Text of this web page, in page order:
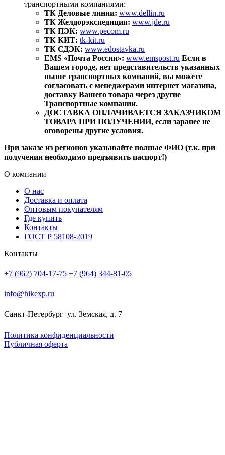
транспортными компаниями:
ТК Деловые линии: www.dellin.ru
ТК Желдорэкспедиция: www.jde.ru
ТК ПЭК: www.pecom.ru
ТК КИТ: tk-kit.ru
ТК СДЭК: www.edostavka.ru
EMS «Почта России»: www.emspost.ru Если в
Вашем городе, нет представительств указанных
выше транспортных компаний, вы можете
согласовать с менеджерами интернет магазина,
доставку Вашего товара через другие
Транспортные компании.
ДОСТАВКА ОПЛАЧИВАЕТСЯ ЗАКАЗЧИКОМ
ТОВАРА ПРИ ПОЛУЧЕНИИ, если заранее не
оговорены другие условия.
При заказе из регионов указывайте полные ФИО (т.к. при
получении необходимо предъявить паспорт!)
О компании
О нас
Доставка и оплата
Оптовым покупателям
Где купить
Контакты
ГОСТ Р 58108-2019
Контакты
+7 (962) 704-17-75 +7 (964) 344-81-05
info@hikexp.ru
Санкт-Петербург ул. Земская, д. 7
Политика конфиденциальности
Публичная оферта